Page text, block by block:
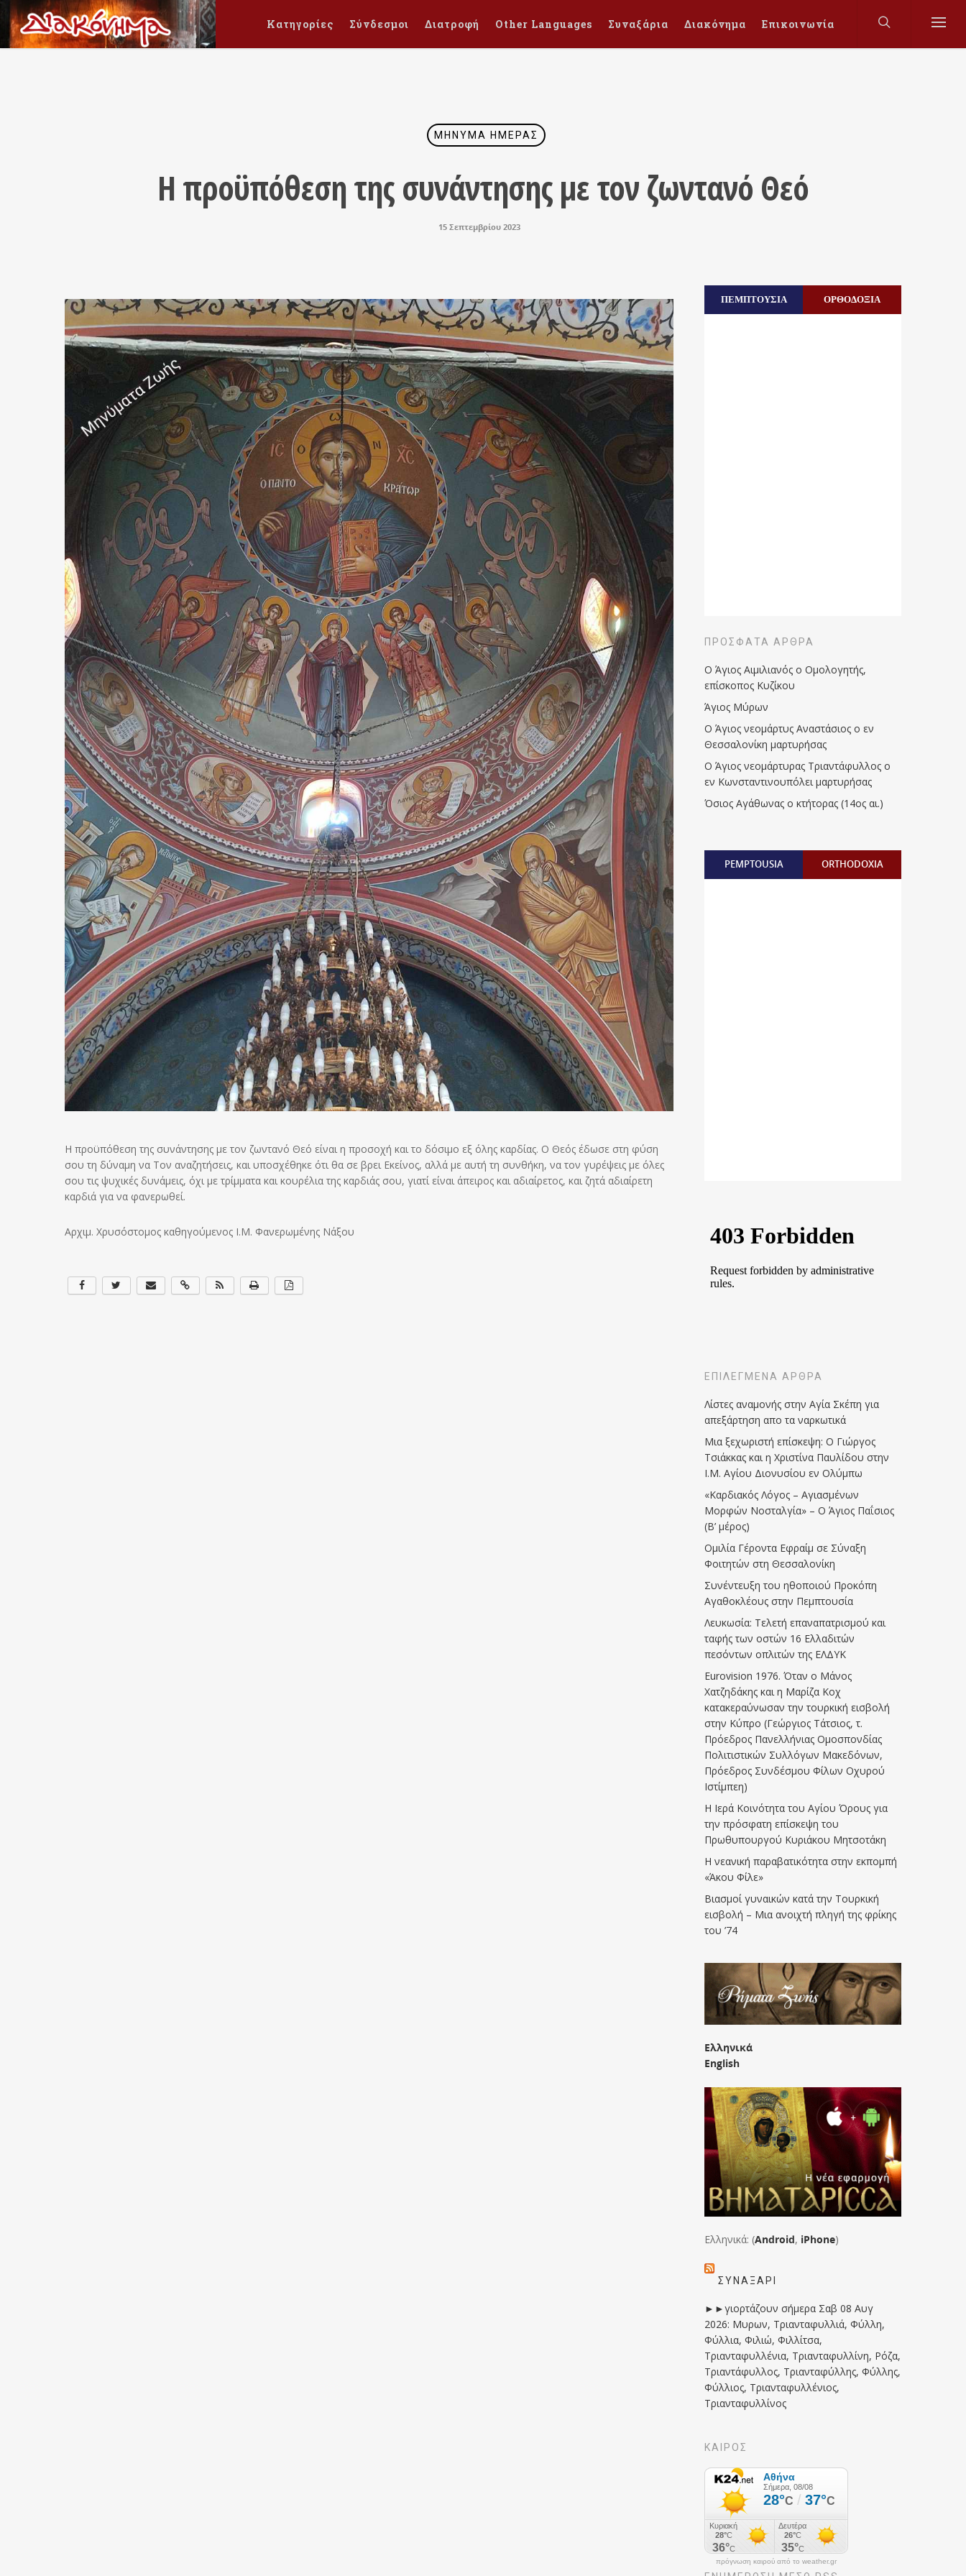
Κατηγορίες Σύνδεσμοι Διατροφή Other Languages Συναξάρια Διακόνημα Επικοινωνία
ΜΉΝΥΜΑ ΗΜΈΡΑΣ
Η προϋπόθεση της συνάντησης με τον ζωντανό Θεό
15 Σεπτεμβρίου 2023
Η προϋπόθεση της συνάντησης με τον ζωντανό Θεό είναι η προσοχή και το δόσιμο εξ όλης καρδίας. Ο Θεός έδωσε στη φύση
σου τη δύναμη να Τον αναζητήσεις, και υποσχέθηκε ότι θα σε βρει Εκείνος, αλλά με αυτή τη συνθήκη, να τον γυρέψεις με όλες
σου τις ψυχικές δυνάμεις, όχι με τρίμματα και κουρέλια της καρδιάς σου, γιατί είναι άπειρος και αδιαίρετος, και ζητά αδιαίρετη
καρδιά για να φανερωθεί.
Αρχιμ. Χρυσόστομος καθηγούμενος Ι.Μ. Φανερωμένης Νάξου
ΠΕΜΠΤΟΥΣΙΑ ΟΡΘΟΔΟΞΙΑ
ΠΡΌΣΦΑΤΑ ΆΡΘΡΑ
Ο Άγιος Αιμιλιανός ο Ομολογητής,
επίσκοπος Κυζίκου
Άγιος Μύρων
Ο Άγιος νεομάρτυς Αναστάσιος ο εν
Θεσσαλονίκη μαρτυρήσας
Ο Άγιος νεομάρτυρας Τριαντάφυλλος ο
εν Κωνσταντινουπόλει μαρτυρήσας
Όσιος Αγάθωνας ο κτήτορας (14ος αι.)
PEMPTOUSIA ORTHODOXIA
ΕΠΙΛΕΓΜΈΝΑ ΆΡΘΡΑ
Λίστες αναμονής στην Αγία Σκέπη για
απεξάρτηση απο τα ναρκωτικά
Μια ξεχωριστή επίσκεψη: Ο Γιώργος
Τσιάκκας και η Χριστίνα Παυλίδου στην
Ι.Μ. Αγίου Διονυσίου εν Ολύμπω
«Καρδιακός Λόγος – Αγιασμένων
Μορφών Νοσταλγία» – Ο Άγιος Παΐσιος
(Β’ μέρος)
Ομιλία Γέροντα Εφραίμ σε Σύναξη
Φοιτητών στη Θεσσαλονίκη
Συνέντευξη του ηθοποιού Προκόπη
Αγαθοκλέους στην Πεμπτουσία
Λευκωσία: Τελετή επαναπατρισμού και
ταφής των οστών 16 Ελλαδιτών
πεσόντων οπλιτών της ΕΛΔΥΚ
Eurovision 1976. Όταν ο Μάνος
Χατζηδάκης και η Μαρίζα Κοχ
κατακεραύνωσαν την τουρκική εισβολή
στην Κύπρο (Γεώργιος Τάτσιος, τ.
Πρόεδρος Πανελλήνιας Ομοσπονδίας
Πολιτιστικών Συλλόγων Μακεδόνων,
Πρόεδρος Συνδέσμου Φίλων Οχυρού
Ιστίμπεη)
Η Ιερά Κοινότητα του Αγίου Όρους για
την πρόσφατη επίσκεψη του
Πρωθυπουργού Κυριάκου Μητσοτάκη
Η νεανική παραβατικότητα στην εκπομπή
«Άκου Φίλε»
Βιασμοί γυναικών κατά την Τουρκική
εισβολή – Μια ανοιχτή πληγή της φρίκης
του ’74
Ελληνικά
English
Ελληνικά: (Android, iPhone)
ΣΥΝΑΞΆΡΙ
►►γιορτάζουν σήμερα Σαβ 08 Αυγ
2026: Μυρων, Τριανταφυλλιά, Φύλλη,
Φύλλια, Φιλιώ, Φιλλίτσα,
Τριανταφυλλένια, Τριανταφυλλίνη, Ρόζα,
Τριαντάφυλλος, Τριανταφύλλης, Φύλλης,
Φύλλιος, Τριανταφυλλένιος,
Τριανταφυλλίνος
ΚΑΙΡΟΣ
πρόγνωση καιρού από το weather.gr